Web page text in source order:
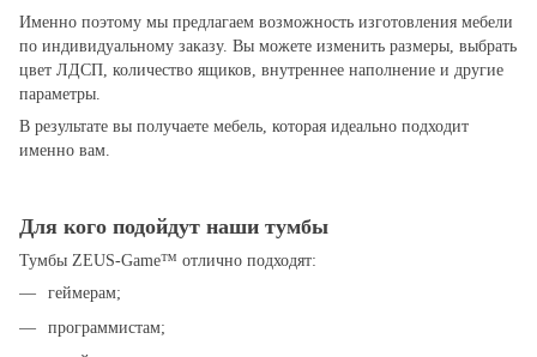
Именно поэтому мы предлагаем возможность изготовления мебели
по индивидуальному заказу. Вы можете изменить размеры, выбрать
цвет ЛДСП, количество ящиков, внутреннее наполнение и другие
параметры.
В результате вы получаете мебель, которая идеально подходит
именно вам.
Для кого подойдут наши тумбы
Тумбы ZEUS-Game™ отлично подходят:
геймерам;
программистам;